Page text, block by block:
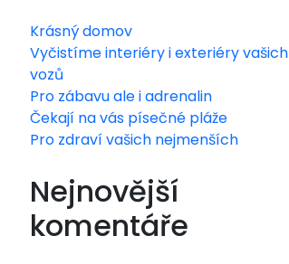
Krásný domov
Vyčistíme interiéry i exteriéry vašich
vozů
Pro zábavu ale i adrenalin
Čekají na vás písečné pláže
Pro zdraví vašich nejmenších
Nejnovější
komentáře